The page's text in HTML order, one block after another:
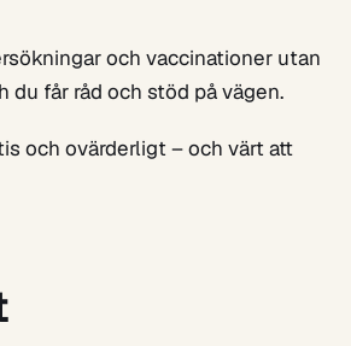
och vaccinationer utan
får råd och stöd på vägen.
och ovärderligt – och värt att